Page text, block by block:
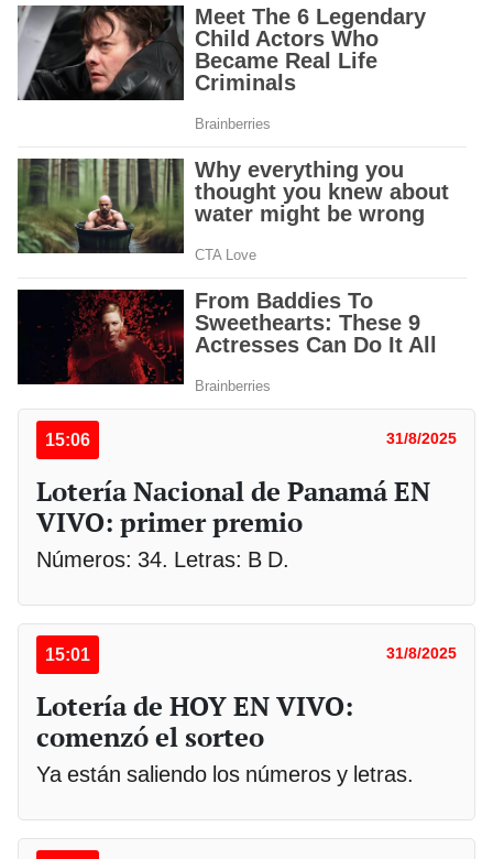
15:06 31/8/2025
Lotería Nacional de Panamá EN
VIVO: primer premio
Números: 34. Letras: B D.
15:01 31/8/2025
Lotería de HOY EN VIVO:
comenzó el sorteo
Ya están saliendo los números y letras.